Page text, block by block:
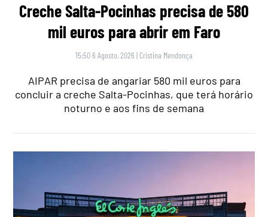
Creche Salta-Pocinhas precisa de 580
mil euros para abrir em Faro
15:50 6 Agosto, 2026 | Cristina Mendonça
AIPAR precisa de angariar 580 mil euros para
concluir a creche Salta-Pocinhas, que terá horário
noturno e aos fins de semana